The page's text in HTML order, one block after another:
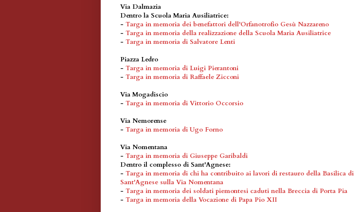
Via Dalmazia
Dentro la Scuola Maria Ausiliatrice:
- Targa in memoria dei benefattori dell'Orfanotrofio Gesù Nazzareno
- Targa in memoria della realizzazione della Scuola Maria Ausiliatrice
- Targa in memoria di Salvatore Lenti
Piazza Ledro
- Targa in memoria di Luigi Pierantoni
- Targa in memoria di Raffaele Zicconi
Via Mogadiscio
- Targa in memoria di Vittorio Occorsio
Via Nemorense
- Targa in memoria di Ugo Forno
Via Nomentana
- Targa in memoria di Giuseppe Garibaldi
Dentro il complesso di Sant'Agnese:
- Targa in memoria di chi ha contribuito ai lavori di restauro della Basilica di
Sant'Agnese sulla Via Nomentana
- Targa in memoria dei soldati piemontesi caduti nella Breccia di Porta Pia
- Targa in memoria della Vocazione di Papa Pio XII